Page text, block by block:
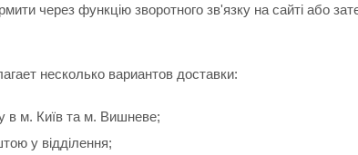
через функцію зворотного зв'язку на сайті або
несколько вариантов доставки:
в м. Київ та м. Вишневе;
у відділення;